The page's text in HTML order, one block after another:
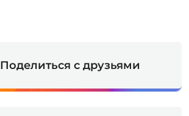
Поделиться с друзьями